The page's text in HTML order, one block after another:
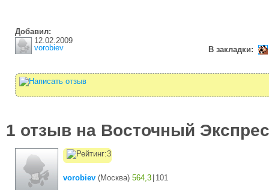
Добавил:
12.02.2009
vorobiev
В закладки:
1 отзыв на Восточный
vorobiev (Москва) 564,3 101